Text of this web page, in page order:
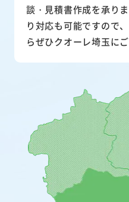
談・見積書作成を承り
り対応も可能ですので
らぜひクオーレ埼玉に